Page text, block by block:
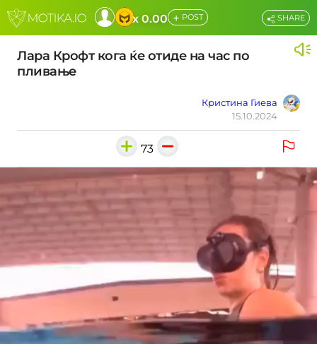
x 0.00 + POST
Лара Крофт кога ќе отиде на час по
пливање
Кристина Гиева
15.10.2024
SHARE
73